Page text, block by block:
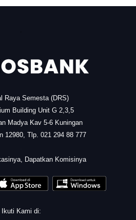
Raya Semesta (DRS)
Building Unit G 2,3,5
Madya Kav 5-6 Kuningan
12980, Tlp. 021 294 88 777
Dapatkan Komisinya
Ikuti Kami di: